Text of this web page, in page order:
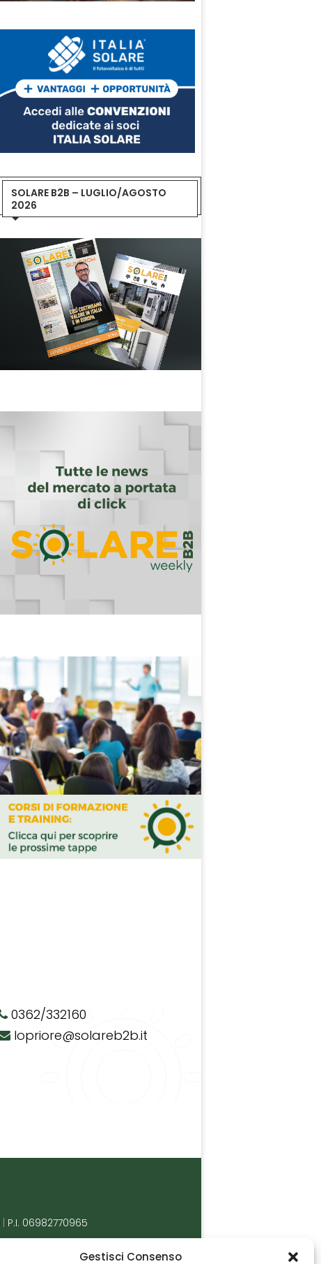
Gestisci Consenso
SOLARE B2B – LUGLIO/AGOSTO
2026
0362/332160
lopriore@solareb2b.it
P.I. 06982770965